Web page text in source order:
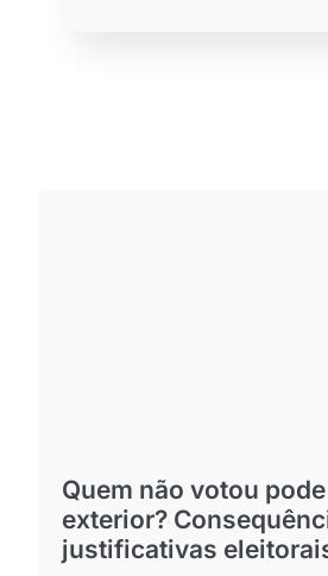
Quem não votou
exterior?
justificativas